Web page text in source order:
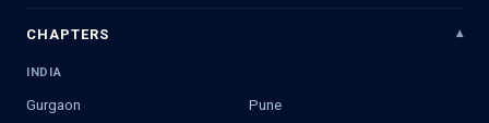
CHAPTERS
INDIA
Gurgaon
Pune